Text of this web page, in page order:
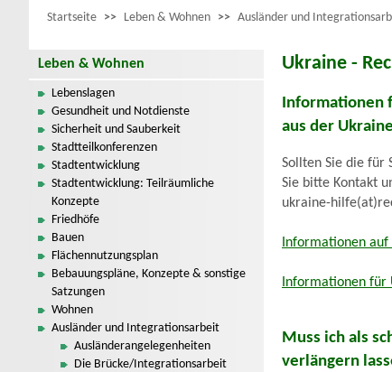
Startseite >> Leben & Wohnen >> Ausländer und
Leben & Wohnen
Lebenslagen
Gesundheit und Notdienste
Sicherheit und Sauberkeit
Stadtteilkonferenzen
Stadtentwicklung
Stadtentwicklung: Teilräumliche
Konzepte
Friedhöfe
Bauen
Flächennutzungsplan
Bebauungspläne, Konzepte & sonstige
Satzungen
Wohnen
Ausländer und Integrationsarbeit
Ausländerangelegenheiten
Die Brücke/Integrationsarbeit
Ukraine -
Informationen
aus der Ukraine
Sollten Sie die für
Sie bitte Kontakt
ukraine-
Informationen
Informationen für
Muss ich als
verlängern